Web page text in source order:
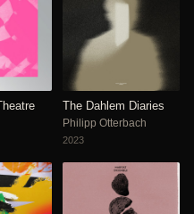
The Dahlem Diaries
Philipp Otterbach
2023